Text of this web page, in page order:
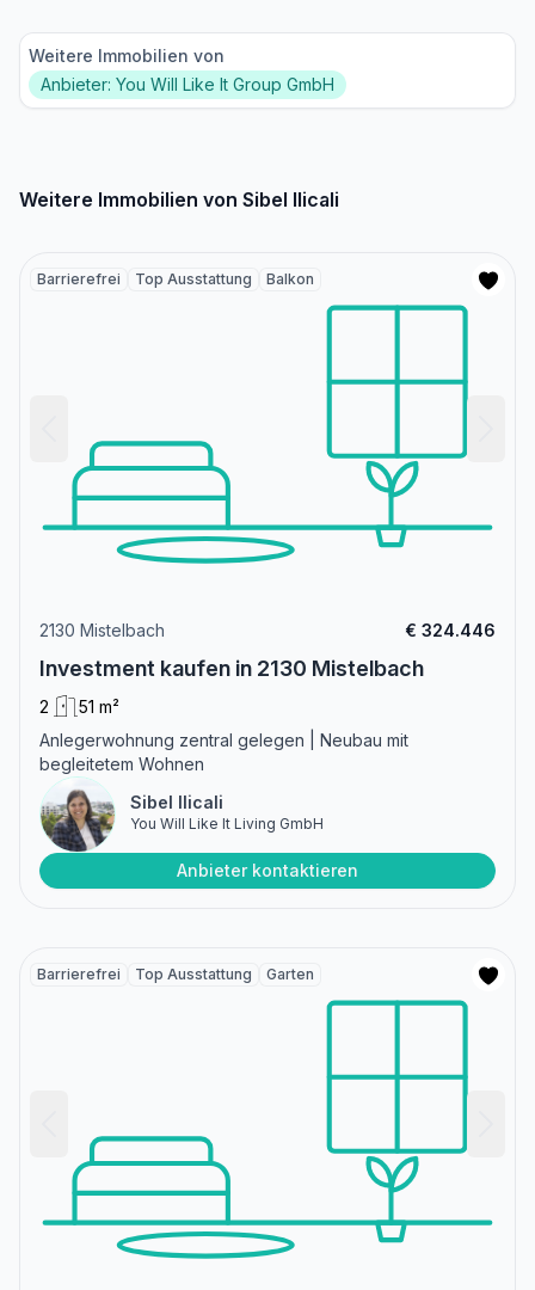
Weitere Immobilien von
Anbieter: You Will Like It Group GmbH
Weitere Immobilien von Sibel Ilicali
Barrierefrei Top Ausstattung Balkon
2130 Mistelbach € 324.446
Investment kaufen in 2130 Mistelbach
2
51 m²
Anlegerwohnung zentral gelegen | Neubau mit
begleitetem Wohnen
Sibel Ilicali
You Will Like It Living GmbH
Anbieter kontaktieren
Barrierefrei Top Ausstattung Garten